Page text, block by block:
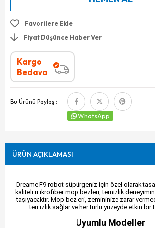
Favorilere Ekle
Fiyat Düşünce Haber Ver
Kargo
Bedava
Bu Ürünü Paylaş :
WhatsApp
ÜRÜN AÇIKLAMASI
Dreame F9 robot süpürgeniz için özel olarak
kaliteli mikrofiber mop bezleri, temizlik
taşıyacaktır. Mop bezleri, zemininize zarar
temizlik sağlar ve her türlü yüzeyde etkin bir
Uyumlu Modeller